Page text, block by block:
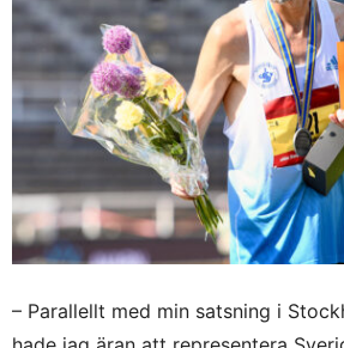
– Parallellt med min satsning i